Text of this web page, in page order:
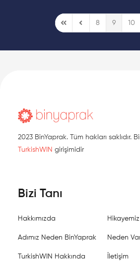
First PagePrevious Page
8 9 10
2023 BinYaprak. Tüm hakları saklıdır.
TurkishWIN girişimidir
Bizi Tanı
Hakkımızda Hikayemiz
Adımız Neden BinYaprak Neden
TurkishWIN Hakkında İletişim